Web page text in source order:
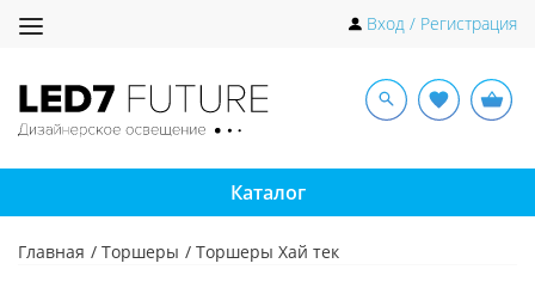
Toggle
Вход / Регистрация
Каталог
Главная Торшеры Торшеры Хай тек